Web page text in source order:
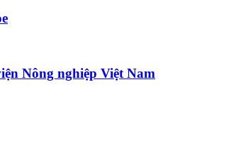
Nông nghiệp Việt Nam